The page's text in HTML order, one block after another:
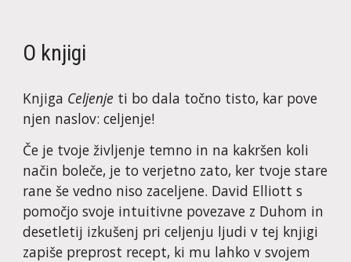
O knjigi
Knjiga Celjenje ti bo dala točno tisto, kar pove
njen naslov: celjenje!
Če je tvoje življenje temno in na kakršen koli
način boleče, je to verjetno zato, ker tvoje stare
rane še vedno niso zaceljene. David Elliott s
pomočjo svoje intuitivne povezave z Duhom in
desetletij izkušenj pri celjenju ljudi v tej knjigi
zapiše preprost recept, ki mu lahko v svojem